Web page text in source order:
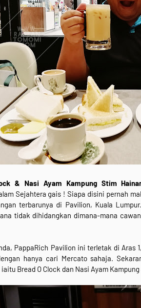
& Nasi Ayam Kampung Stim
Sejahtera gais ! Siapa disini pernah
terbarunya di Pavilion, Kuala
tidak dihidangkan dimana-mana
PappaRich Pavilion ini terletak di Aras
hanya cari Mercato sahaja.
Bread O Clock dan Nasi Ayam